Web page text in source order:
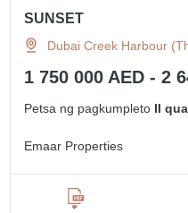
SUNSET
Dubai Creek Harbour
1 750 000 AED - 2
Petsa ng pagkumpleto II
Emaar Properties